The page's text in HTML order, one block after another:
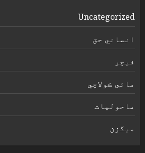
Uncategorized
انساني حق
فیچر
مائي ڪولاچي
ماحولیات
ميگزن